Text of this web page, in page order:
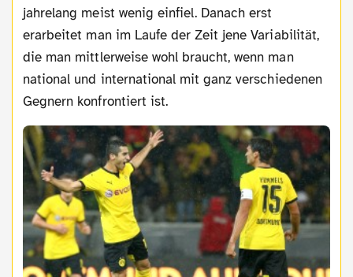
jahrelang meist wenig einfiel. Danach erst
erarbeitet man im Laufe der Zeit jene Variabilität,
die man mittlerweise wohl braucht, wenn man
national und international mit ganz verschiedenen
Gegnern konfrontiert ist.